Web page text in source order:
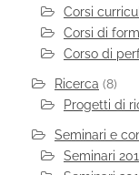
Corsi
Corsi di
Corso di
Ricerca (8)
Progetti di
Seminari e
Seminari